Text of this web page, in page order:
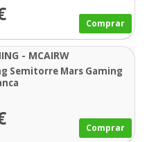
Comprar
- MCAIRW
Semitorre Mars Gaming
Comprar